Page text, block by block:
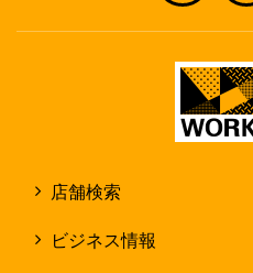
店舗検索
ビジネス情報